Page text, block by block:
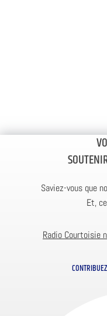
Saviez-vous que
Et,
Radio Courtoisie